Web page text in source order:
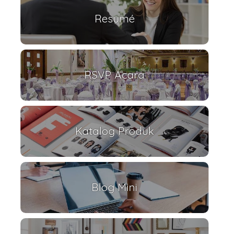
Resumé
RSVP Acara
Katalog Produk
Blog Mini